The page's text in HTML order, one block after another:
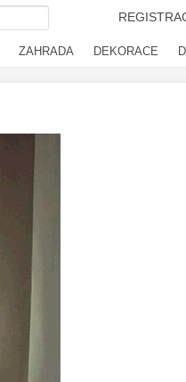
ZAHRADA DEKORACE